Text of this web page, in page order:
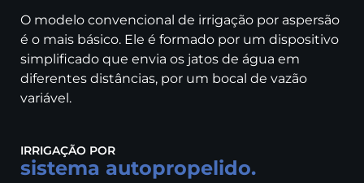
O modelo convencional de irrigação por aspersão
é o mais básico. Ele é formado por um dispositivo
simplificado que envia os jatos de água em
diferentes distâncias, por um bocal de vazão
variável.
IRRIGAÇÃO POR
sistema autopropelido.